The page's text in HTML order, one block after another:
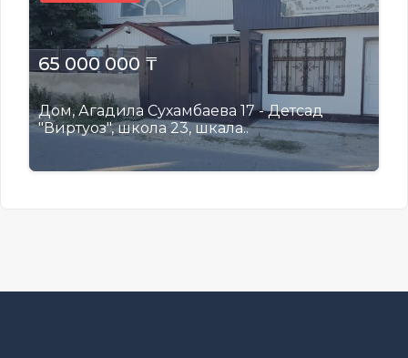
65 000 000 ₸
Дом, Агадила Сухамбаева 17 - Детсад
"Виртуоз", школа 23, шкала..